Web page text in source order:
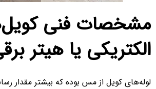
مشخصات فنی
الکتریکی یا هیتر
لوله‌های کویل از مس بوده که بیشتر مقدار